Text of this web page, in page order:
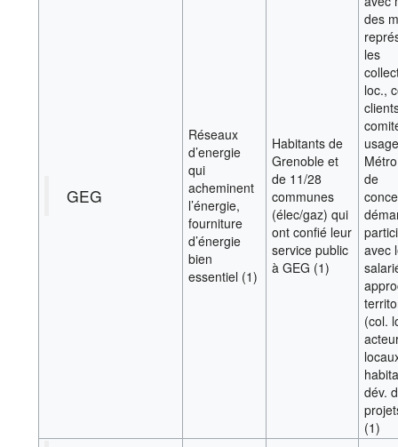
GEG
Réseaux
d’energie
qui
acheminent
l’énergie,
fourniture
d’énergie
bien
essentiel (1)
Habitants de
Grenoble et
de 11/28
communes
(élec/gaz) qui
ont confié leur
service public
à GEG (1)
des
les
loc.,
de
avec
(col.
dév.
(1)